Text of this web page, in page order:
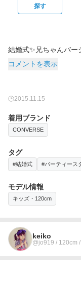
探す
結婚式✨兄ちゃんバー
コメントを表示
2015.11.15
着用ブランド
CONVERSE
タグ
#結婚式 #パーティース
モデル情報
キッズ・120cm
keiko
@jo919 / 120cm